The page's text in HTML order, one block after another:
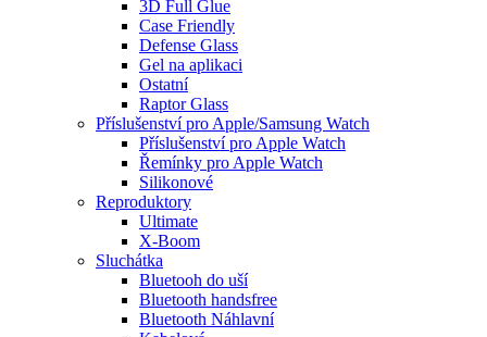
3D Full Glue
Case Friendly
Defense Glass
Gel na aplikaci
Ostatní
Raptor Glass
Příslušenství pro Apple/Samsung Watch
Příslušenství pro Apple Watch
Řemínky pro Apple Watch
Silikonové
Reproduktory
Ultimate
X-Boom
Sluchátka
Bluetooh do uší
Bluetooth handsfree
Bluetooth Náhlavní